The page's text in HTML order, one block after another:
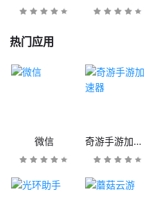
热门应用
微信 奇游手游加速器